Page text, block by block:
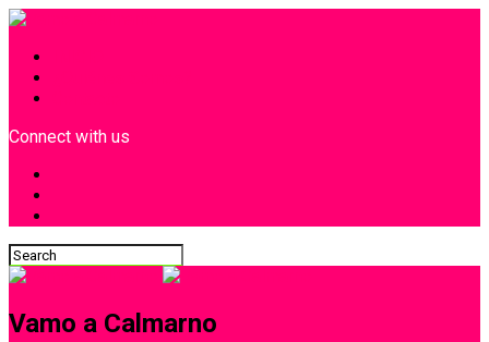
Connect with us
Vamo a Calmarno